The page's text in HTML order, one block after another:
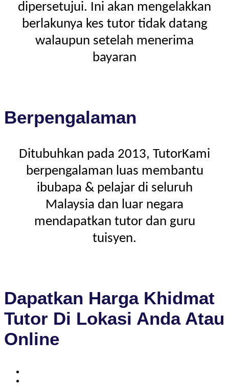
dipersetujui. Ini akan mengelakkan
berlakunya kes tutor tidak datang
walaupun setelah menerima
bayaran
Berpengalaman
Ditubuhkan pada 2013, TutorKami
berpengalaman luas membantu
ibubapa & pelajar di seluruh
Malaysia dan luar negara
mendapatkan tutor dan guru
tuisyen.
Dapatkan Harga Khidmat
Tutor Di Lokasi Anda Atau
Online